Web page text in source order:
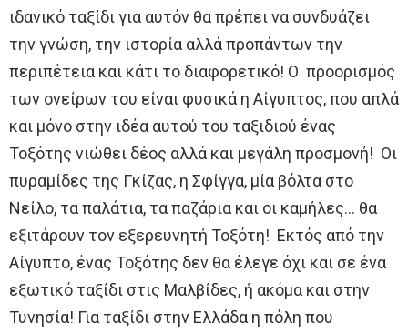
ιδανικό ταξίδι για αυτόν θα πρέπει να συνδυάζει
την γνώση, την ιστορία αλλά προπάντων την
περιπέτεια και κάτι το διαφορετικό! Ο προορισμός
των ονείρων του είναι φυσικά η Αίγυπτος, που απλά
και μόνο στην ιδέα αυτού του ταξιδιού ένας
Τοξότης νιώθει δέος αλλά και μεγάλη προσμονή! Οι
πυραμίδες της Γκίζας, η Σφίγγα, μία βόλτα στο
Νείλο, τα παλάτια, τα παζάρια και οι καμήλες… θα
εξιτάρουν τον εξερευνητή Τοξότη! Εκτός από την
Αίγυπτο, ένας Τοξότης δεν θα έλεγε όχι και σε ένα
εξωτικό ταξίδι στις Μαλβίδες, ή ακόμα και στην
Τυνησία! Για ταξίδι στην Ελλάδα η πόλη που